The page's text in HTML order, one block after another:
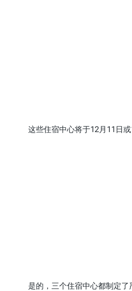
这些住宿中心将于12月11日
是的，三个住宿中心都制定了